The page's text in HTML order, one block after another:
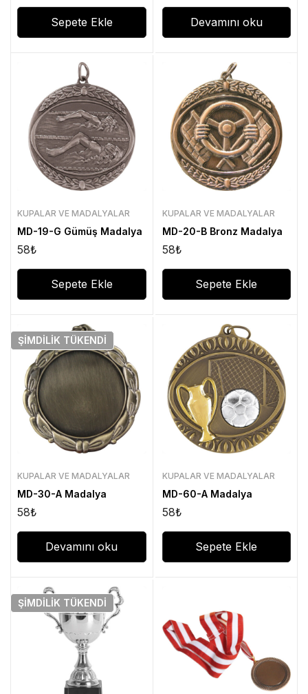
Sepete Ekle Devamını oku
KUPALAR VE MADALYALAR
MD-19-G Gümüş Madalya
58₺
Sepete Ekle
KUPALAR VE MADALYALAR
MD-20-B Bronz Madalya
58₺
Sepete Ekle
ŞIMDILIK TÜKENDI
KUPALAR VE MADALYALAR
MD-30-A Madalya
58₺
Devamını oku
KUPALAR VE MADALYALAR
MD-60-A Madalya
58₺
Sepete Ekle
ŞIMDILIK TÜKENDI